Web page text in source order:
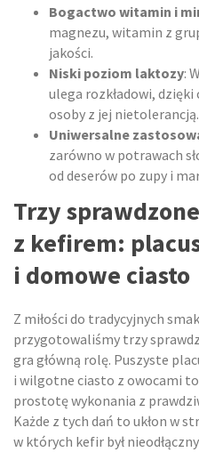
Bogactwo witamin i
magnezu, witamin z
jakości.
Niski poziom laktozy:
ulega rozkładowi,
osoby z jej nietolerancją.
Uniwersalne
zarówno w potrawach
od deserów po zupy i
Trzy
z kefirem:
i domowe ciasto
Z miłości do tradycyjnych
przygotowaliśmy trzy
gra główną rolę. Puszyste
i wilgotne ciasto z owocami
prostotę wykonania z
Każde z tych dań to ukłon w
w których kefir był